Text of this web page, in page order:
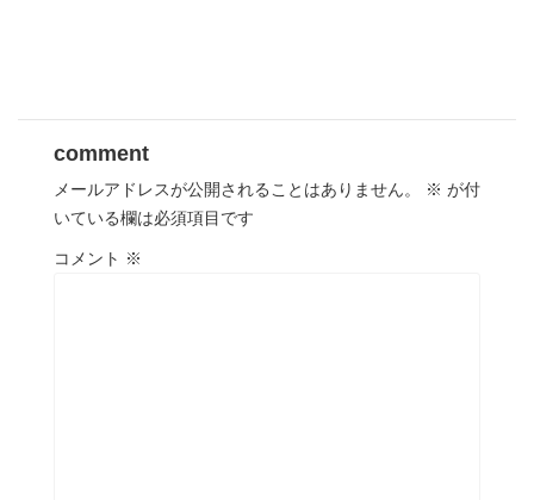
comment
メールアドレスが公開されることはありません。 ※ が付
いている欄は必須項目です
コメント ※